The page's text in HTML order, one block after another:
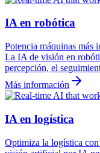
IA en robótica
Potencia máquinas
La IA de visión en
percepción, el
Más información
IA en logística
Optimiza la logística